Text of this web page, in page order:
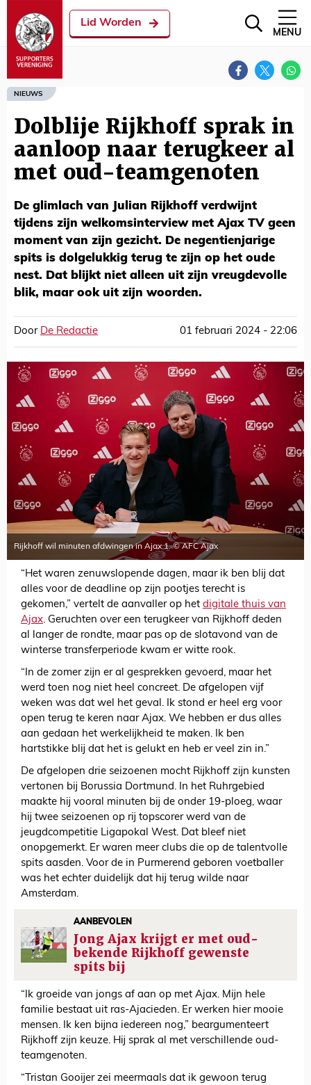
Lid Worden
MENU
NIEUWS
Dolblije Rijkhoff sprak in
aanloop naar terugkeer al
met oud-teamgenoten
De glimlach van Julian Rijkhoff verdwijnt
tijdens zijn welkomsinterview met Ajax TV geen
moment van zijn gezicht. De negentienjarige
spits is dolgelukkig terug te zijn op het oude
nest. Dat blijkt niet alleen uit zijn vreugdevolle
blik, maar ook uit zijn woorden.
Door De Redactie 01 februari 2024 - 22:06
Rijkhoff wil minuten afdwingen in Ajax 1. © AFC Ajax
“Het waren zenuwslopende dagen, maar ik ben blij dat
alles voor de deadline op zijn pootjes terecht is
gekomen,” vertelt de aanvaller op het digitale thuis van
Ajax. Geruchten over een terugkeer van Rijkhoff deden
al langer de rondte, maar pas op de slotavond van de
winterse transferperiode kwam er witte rook.
“In de zomer zijn er al gesprekken gevoerd, maar het
werd toen nog niet heel concreet. De afgelopen vijf
weken was dat wel het geval. Ik stond er heel erg voor
open terug te keren naar Ajax. We hebben er dus alles
aan gedaan het werkelijkheid te maken. Ik ben
hartstikke blij dat het is gelukt en heb er veel zin in.”
De afgelopen drie seizoenen mocht Rijkhoff zijn kunsten
vertonen bij Borussia Dortmund. In het Ruhrgebied
maakte hij vooral minuten bij de onder 19-ploeg, waar
hij twee seizoenen op rij topscorer werd van de
jeugdcompetitie Ligapokal West. Dat bleef niet
onopgemerkt. Er waren meer clubs die op de talentvolle
spits aasden. Voor de in Purmerend geboren voetballer
was het echter duidelijk dat hij terug wilde naar
Amsterdam.
AANBEVOLEN
Jong Ajax krijgt er met oud-
bekende Rijkhoff gewenste
spits bij
“Ik groeide van jongs af aan op met Ajax. Mijn hele
familie bestaat uit ras-Ajacieden. Er werken hier mooie
mensen. Ik ken bijna iedereen nog,” beargumenteert
Rijkhoff zijn keuze. Hij sprak al met verschillende oud-
teamgenoten.
“Tristan Gooijer zei meermaals dat ik gewoon terug